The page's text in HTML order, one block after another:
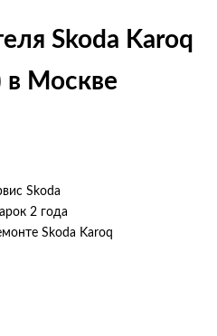
Skoda Karoq
Москве
Skoda
2 года
Skoda Karoq